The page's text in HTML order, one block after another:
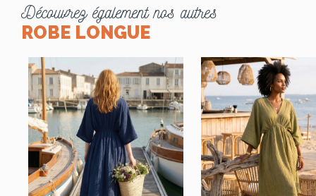
Découvrez également nos autres
ROBE LONGUE